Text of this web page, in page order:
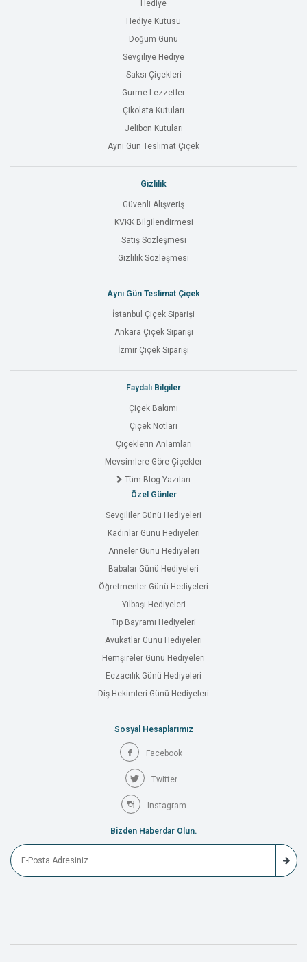
Hediye
Hediye Kutusu
Doğum Günü
Sevgiliye Hediye
Saksı Çiçekleri
Gurme Lezzetler
Çikolata Kutuları
Jelibon Kutuları
Aynı Gün Teslimat Çiçek
Gizlilik
Güvenli Alışveriş
KVKK Bilgilendirmesi
Satış Sözleşmesi
Gizlilik Sözleşmesi
Aynı Gün Teslimat Çiçek
İstanbul Çiçek Siparişi
Ankara Çiçek Siparişi
İzmir Çiçek Siparişi
Faydalı Bilgiler
Çiçek Bakımı
Çiçek Notları
Çiçeklerin Anlamları
Mevsimlere Göre Çiçekler
Tüm Blog Yazıları
Özel Günler
Sevgililer Günü Hediyeleri
Kadınlar Günü Hediyeleri
Anneler Günü Hediyeleri
Babalar Günü Hediyeleri
Öğretmenler Günü Hediyeleri
Yılbaşı Hediyeleri
Tıp Bayramı Hediyeleri
Avukatlar Günü Hediyeleri
Hemşireler Günü Hediyeleri
Eczacılık Günü Hediyeleri
Diş Hekimleri Günü Hediyeleri
Sosyal Hesaplarımız
Facebook
Twitter
Instagram
Bizden Haberdar Olun.